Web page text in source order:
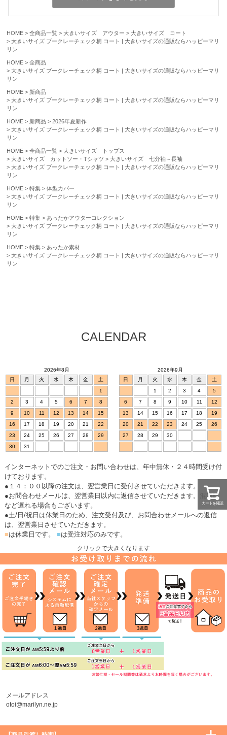
カートを確認
HOME 全商品一覧 大きいサイズ アウター
大きいサイズ コート
大きいサイズ ブークレーチェック柄 コート | 大きいサイズの通販ならハッピーマリ
リン
HOME
全商品
大きいサイズ ブークレーチェック柄 コート | 大きいサイズの通販ならハッピーマリ
リン
HOME
新商品
大きいサイズ ブークレーチェック柄 コート | 大きいサイズの通販ならハッピーマリ
リン
HOME 新商品
2026年夏新作
大きいサイズ ブークレーチェック柄 コート | 大きいサイズの通販ならハッピーマリ
リン
HOME 全商品一覧
大きいサイズ トップス
大きいサイズ カットソー・Tシャツ
大きいサイズ 七分袖～長袖
大きいサイズ ブークレーチェック柄 コート | 大きいサイズの通販ならハッピーマリ
リン
HOME 特集
体型カバー
大きいサイズ ブークレーチェック柄 コート | 大きいサイズの通販ならハッピーマリ
リン
HOME 特集
あったかアウターコレクション
大きいサイズ ブークレーチェック柄 コート | 大きいサイズの通販ならハッピーマリ
リン
HOME 特集
あったか素材
大きいサイズ ブークレーチェック柄 コート | 大きいサイズの通販ならハッピーマリ
リン
CALENDAR
2026年8月
日
月 火 水 木 金
土
1
2
3 4 5 6 7
8
9
10 11 12 13 14
15
16
17 18 19 20 21
22
23
24 25 26 27 28
29
30
31
2026年9月
日
月 火 水 木 金
土
1
2 3 4
5
6
7 8 9 10 11
12
13
14 15 16 17 18
19
20
21 22 23 24 25
26
27
28 29 30
インターネットでのご注文・お問い合わせは、年中無休・２４時間受け付
けております。
●１４：００以降の注文は、翌営業日に受付させていただきます。
●お問合わせメールは、翌営業日以内に返信させていただきます。混雑時
など遅れる場合もございます。
●土/日/祝日は休業日のため、注文受付及び、お問合わせメールへの返信
は、翌営業日させていただきます。
■は休業日です。 ■は受注対応のみです。
クリックで大きくなります
メールアドレス
otoi@marilyn.ne.jp